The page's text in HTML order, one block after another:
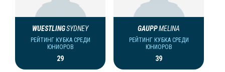
WUESTLINGSYDNEY
РЕЙТИНГ КУБКА СРЕДИ
ЮНИОРОВ
29
GAUPPMELINA
РЕЙТИНГ КУБКА СРЕДИ
ЮНИОРОВ
39